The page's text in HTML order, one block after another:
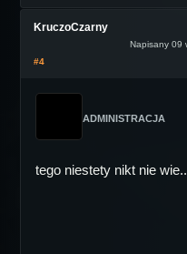
KruczoCzarny
Napisany 09
#4
ADMINISTRACJA
tego niestety nikt nie